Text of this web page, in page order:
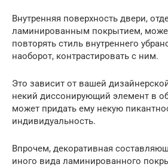
Внутренняя поверхность двери,
ламинированным покрытием,
повторять стиль внутреннего
наоборот, контрастировать с ним.
Это зависит от вашей
некий диссонирующий элемент в
может придать ему некую
индивидуальность.
Впрочем, декоративная
иного вида ламинированного